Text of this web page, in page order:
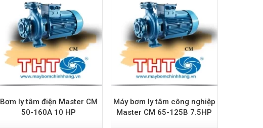
Bơm ly tâm điện Master CM
50-160A 10 HP
Máy bơm ly tâm công nghiệp
Master CM 65-125B 7.5HP